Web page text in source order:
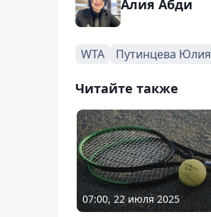
Алия Абди
WTA Путинцева Юлия
Читайте также
07:00, 22 июля 2025